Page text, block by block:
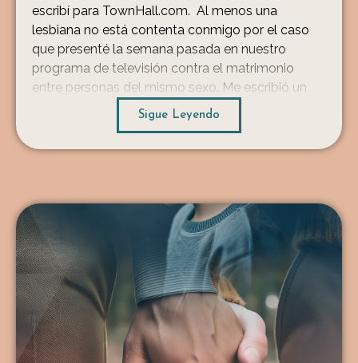
escribí para TownHall.com. Al menos una
lesbiana no está contenta conmigo por el caso
que presenté la semana pasada en nuestro
programa de televisión contra el matrimonio
entre personas del mismo sexo. Me escribió un
correo electrónico en MAYÚSCULAS con el
asunto «MUY CRÍTICO»: SOLO DIOS […]
...
Sigue Leyendo